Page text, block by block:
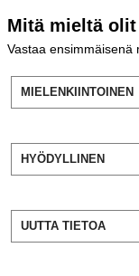
Mitä mieltä
Vastaa ensimmäisenä
MIELENKIINTOINEN
HYÖDYLLINEN
UUTTA TIETOA